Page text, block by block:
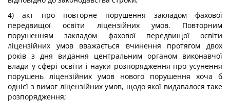
4) акт про повторне порушення закладом фахової
передвищої освіти ліцензійних умов. Повторним
порушенням закладом фахової передвищої освіти
ліцензійних умов вважається вчинення протягом двох
років з дня видання центральним органом виконавчої
влади у сфері освіти і науки розпорядження про усунення
порушень ліцензійних умов нового порушення хоча б
однієї з вимог ліцензійних умов, щодо якої видавалося таке
розпорядження;